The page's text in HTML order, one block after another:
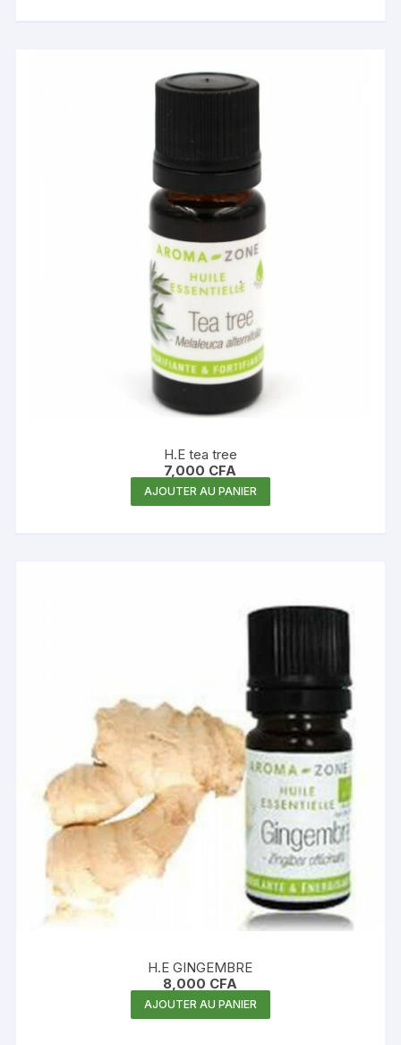
H.E tea tree
7,000 CFA
AJOUTER AU PANIER
H.E GINGEMBRE
8,000 CFA
AJOUTER AU PANIER